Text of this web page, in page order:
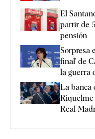
El
partir de
pensión
Sorpresa
final' de
la guerra
La banca
Riquelme
Real